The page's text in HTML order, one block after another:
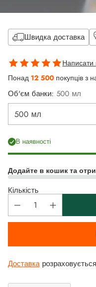
Швидка доставка
Написати
Понад 12 500 покупців з
Об'єм банки: 500 мл
В наявності
Додайте в кошик та
Кількість
Доставка